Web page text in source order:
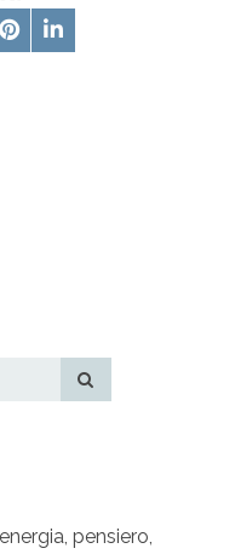
pensiero,